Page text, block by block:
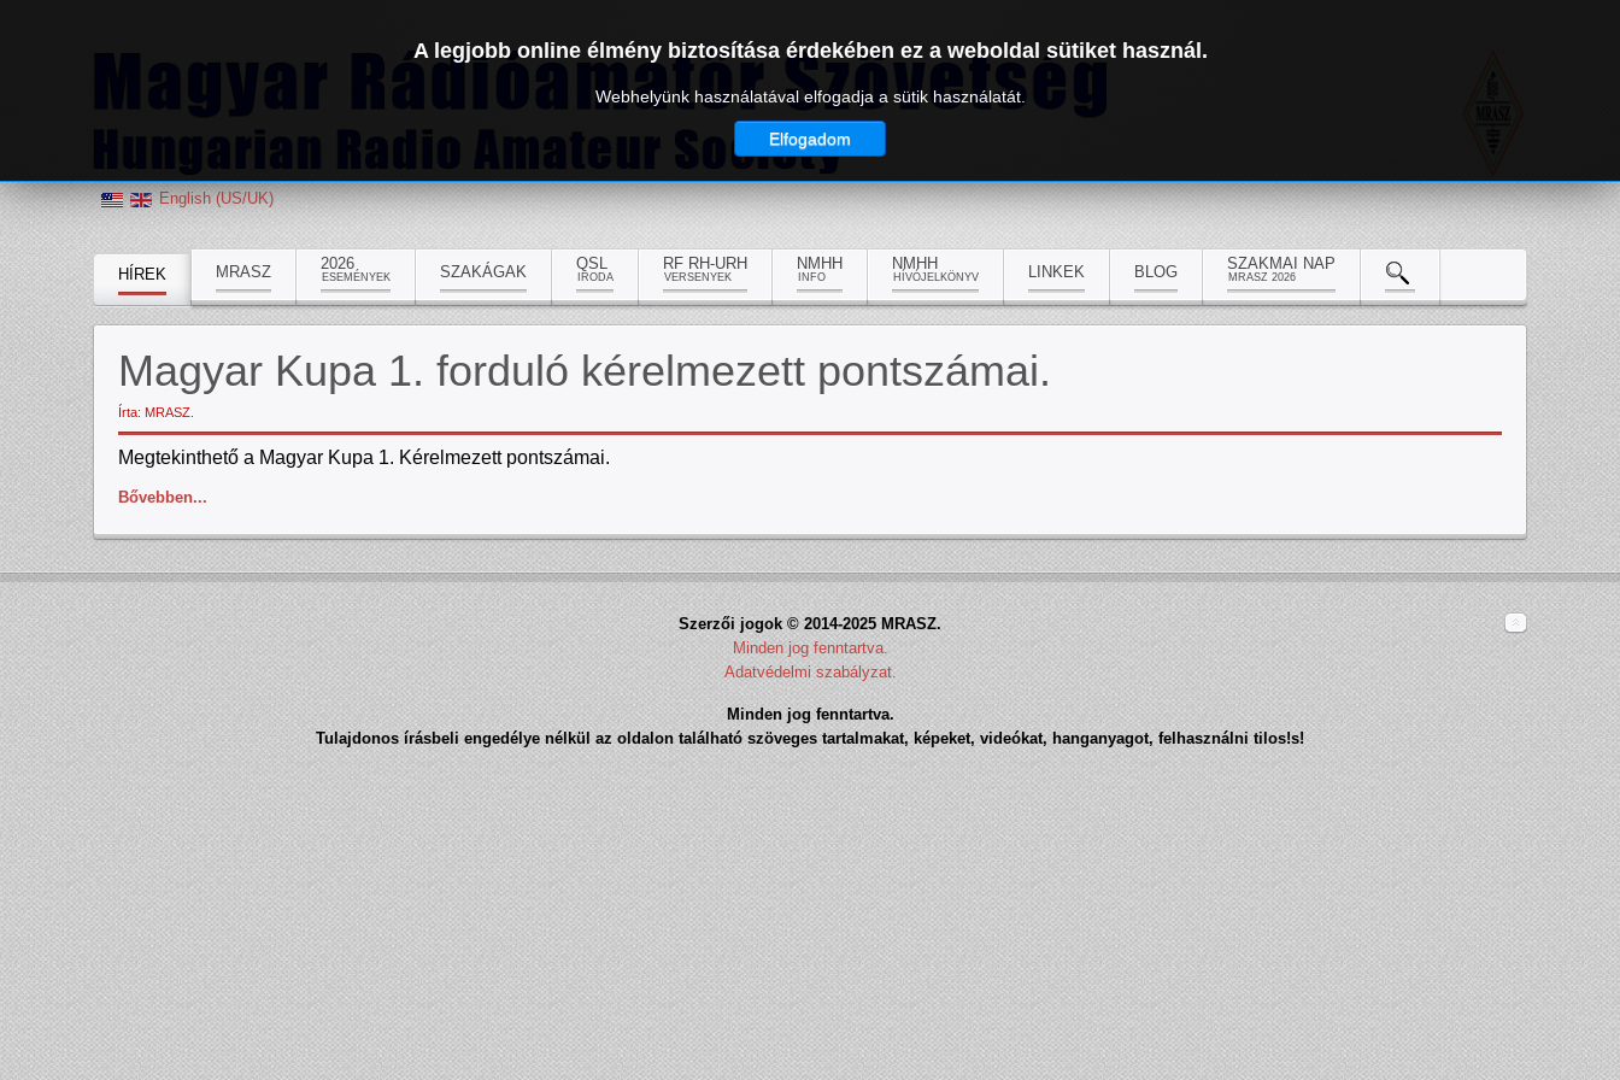
English (US/UK)
HÍREK MRASZ 2026
ESEMÉNYEK SZAKÁGAK QSL
IRODA
RF RH-URH
VERSENYEK
NMHH
INFO
NMHH
HÍVÓJELKÖNYV LINKEK BLOG SZAKMAI NAP
MRASZ 2026
Magyar Kupa 1. forduló kérelmezett pontszámai.
Írta: MRASZ.
Megtekinthető a Magyar Kupa 1. Kérelmezett pontszámai.
Bővebben...
Szerzői jogok © 2014-2025 MRASZ.
Minden jog fenntartva.
Adatvédelmi szabályzat.
Minden jog fenntartva.
Tulajdonos írásbeli engedélye nélkül az oldalon található szöveges tartalmakat, képeket, videókat, hanganyagot, felhasználni tilos!s!
A legjobb online élmény biztosítása érdekében ez a weboldal sütiket használ.
Webhelyünk használatával elfogadja a sütik használatát.
Elfogadom